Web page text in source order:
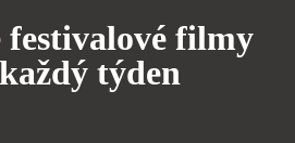
festivalové filmy
každý týden